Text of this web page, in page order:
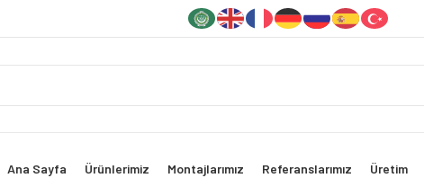
Ana Sayfa Ürünlerimiz Montajlarımız Referanslarımız Üretim